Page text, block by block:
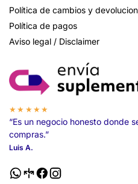
Política de cambios y
Política de pagos
Aviso legal / Disclaimer
★★★★★
“Es un negocio honesto donde
compras.”
Luis A.